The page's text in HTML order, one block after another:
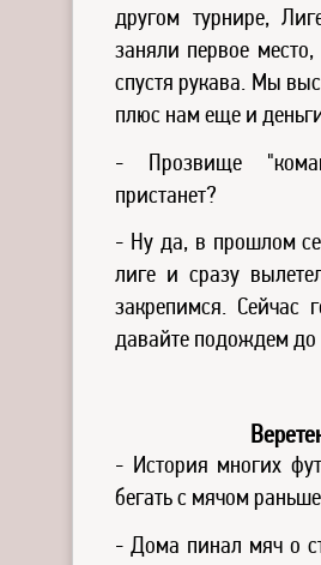
другом турнире,
заняли первое
спустя рукава. Мы
плюс нам еще и
- Прозвище
пристанет?
- Ну да, в прошлом
лиге и сразу
закрепимся. Сейчас
давайте подождем
- История многих
бегать с мячом
- Дома пинал мяч о